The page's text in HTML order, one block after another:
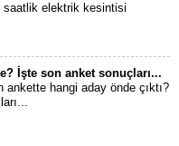
saatlik elektrik kesintisi
İşte son anket sonuçları...
ankette hangi aday önde çıktı?